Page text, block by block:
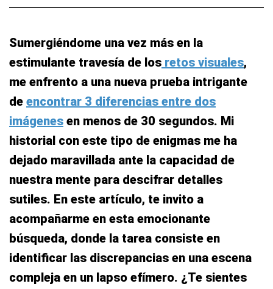
Sumergiéndome una vez más en la
estimulante travesía de los retos visuales,
me enfrento a una nueva prueba intrigante
de encontrar 3 diferencias entre dos
imágenes en menos de 30 segundos. Mi
historial con este tipo de enigmas me ha
dejado maravillada ante la capacidad de
nuestra mente para descifrar detalles
sutiles. En este artículo, te invito a
acompañarme en esta emocionante
búsqueda, donde la tarea consiste en
identificar las discrepancias en una escena
compleja en un lapso efímero. ¿Te sientes